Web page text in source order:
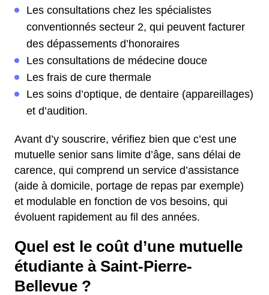
Les consultations chez les spécialistes
conventionnés secteur 2, qui peuvent facturer
des dépassements d’honoraires
Les consultations de médecine douce
Les frais de cure thermale
Les soins d’optique, de dentaire (appareillages)
et d’audition.
Avant d’y souscrire, vérifiez bien que c’est une
mutuelle senior sans limite d’âge, sans délai de
carence, qui comprend un service d’assistance
(aide à domicile, portage de repas par exemple)
et modulable en fonction de vos besoins, qui
évoluent rapidement au fil des années.
Quel est le coût d’une mutuelle
étudiante à Saint-Pierre-
Bellevue ?